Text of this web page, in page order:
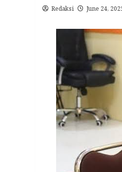
Redaksi June 24,